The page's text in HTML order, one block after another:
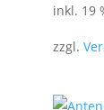
inkl. 19
zzgl.